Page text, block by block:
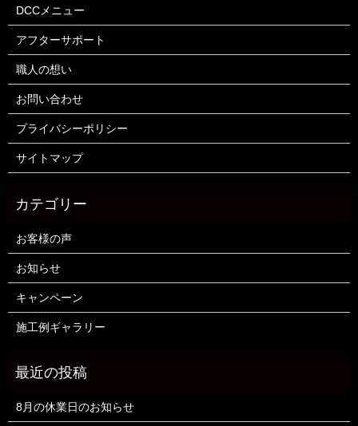
DCCメニュー
アフターサポート
職人の想い
お問い合わせ
プライバシーポリシー
サイトマップ
お客様の声
お知らせ
キャンペーン
施工例ギャラリー
8月の休業日のお知らせ